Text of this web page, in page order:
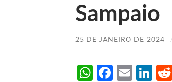
Sampaio
25 DE JANEIRO DE 2024 /
WhatsApp
Email